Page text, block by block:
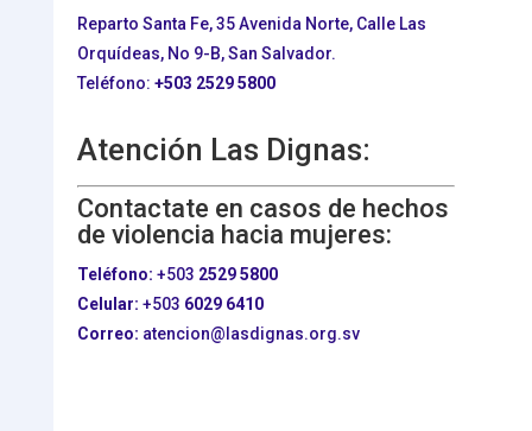
Reparto Santa Fe, 35 Avenida Norte, Calle Las
Orquídeas, No 9-B, San Salvador.
Teléfono: +503 2529 5800
Atención Las Dignas:
Contactate en casos de hechos
de violencia hacia mujeres:
Teléfono: +503 2529 5800
Celular: +503 6029 6410
Correo: atencion@lasdignas.org.sv